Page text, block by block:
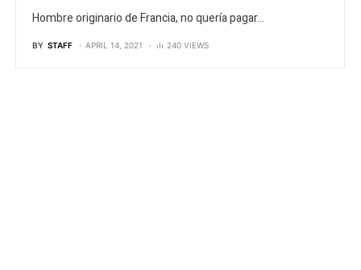
Hombre originario de Francia, no quería pagar...
BY STAFF APRIL 14, 2021 240 VIEWS